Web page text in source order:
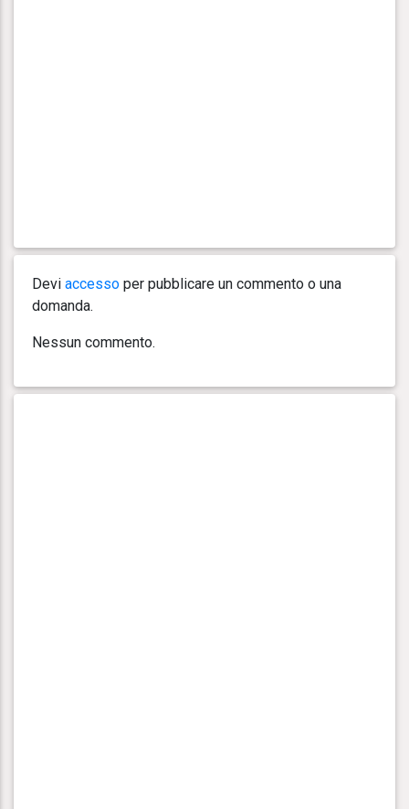
Devi accesso per pubblicare un commento o una
domanda.
Nessun commento.